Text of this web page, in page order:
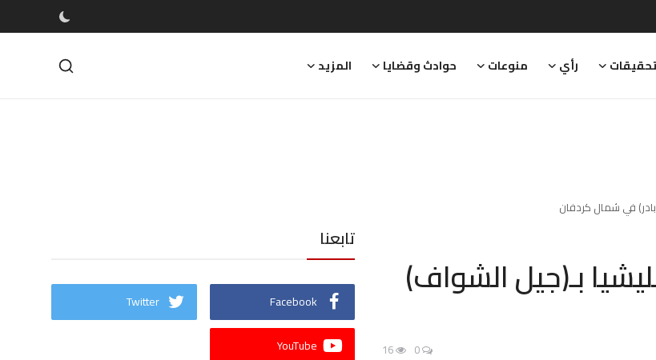
تحقيقات رأي منوعات حوادث وقضايا المزيد
بادر) في شمال كردفان
بـ(جيل الشواف)
0
16
تابعنا
Facebook
Twitter
YouTube